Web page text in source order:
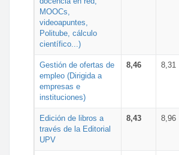
MOOCs,
videoapuntes,
Politube, cálculo
científico...)
Gestión de ofertas de
empleo (Dirigida a
empresas e
instituciones)
8,46 8,31
Edición de libros a
través de la Editorial
UPV
8,43 8,96